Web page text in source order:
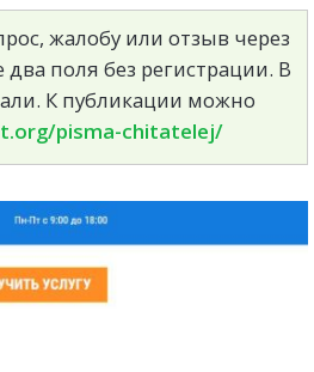
жалобу или отзыв через
поля без регистрации. В
К публикации можно
pisma-chitatelej/